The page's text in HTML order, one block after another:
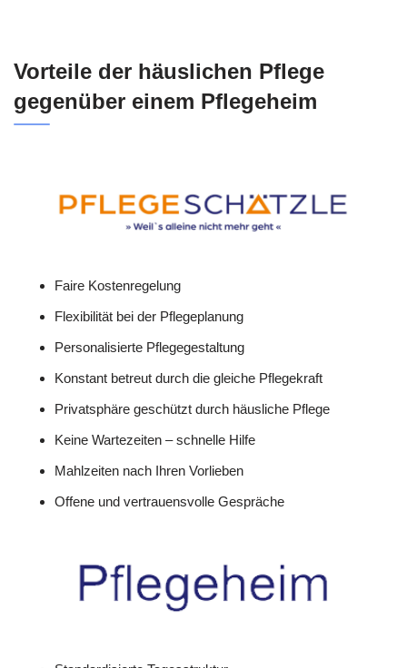
Vorteile der häuslichen Pflege
gegenüber einem Pflegeheim
Faire Kostenregelung
Flexibilität bei der Pflegeplanung
Personalisierte Pflegegestaltung
Konstant betreut durch die gleiche Pflegekraft
Privatsphäre geschützt durch häusliche Pflege
Keine Wartezeiten – schnelle Hilfe
Mahlzeiten nach Ihren Vorlieben
Offene und vertrauensvolle Gespräche